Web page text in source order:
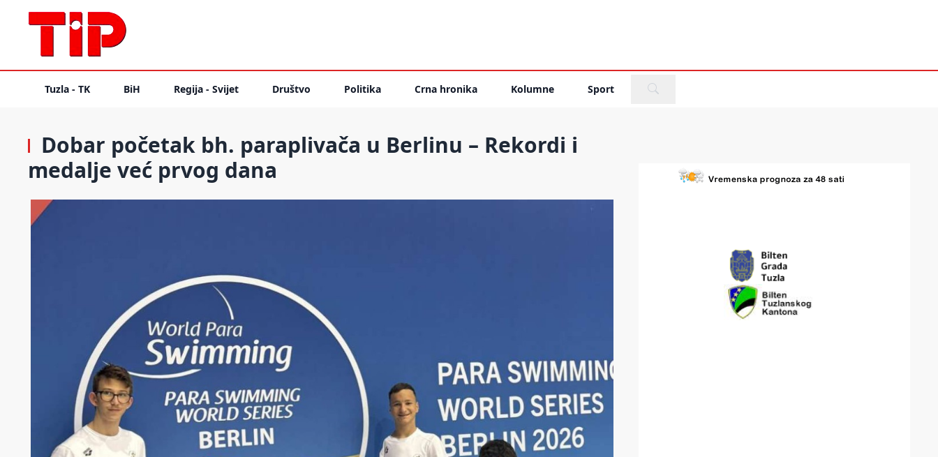
Tuzla - TK BiH Regija - Svijet Društvo Politika Crna hronika Kolumne Sport
Dobar početak bh. paraplivača u Berlinu – Rekordi i
medalje već prvog dana